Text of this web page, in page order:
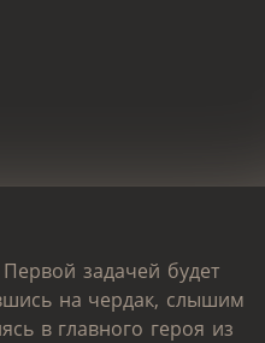
задачей будет
на чердак, слышим
в главного героя из